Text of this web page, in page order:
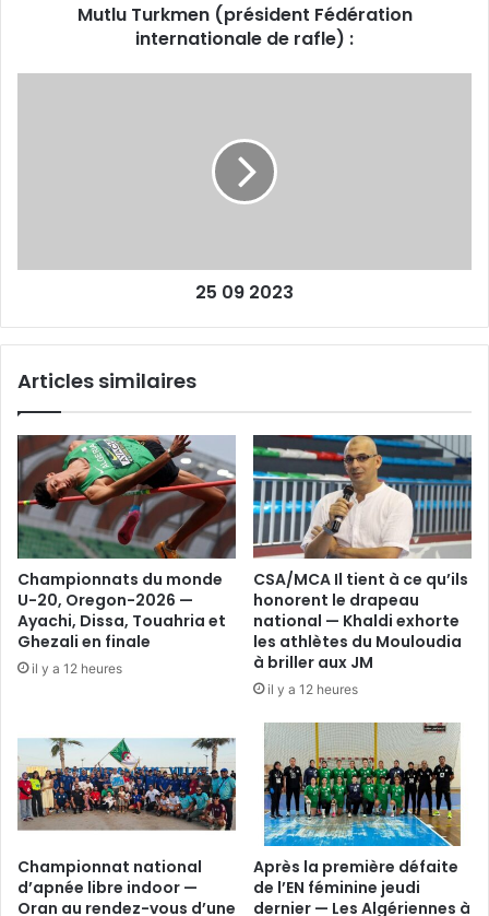
Mutlu Turkmen (président Fédération
internationale de rafle) :
25 09 2023
Articles similaires
Championnats du monde
U-20, Oregon-2026 —
Ayachi, Dissa, Touahria et
Ghezali en finale
il y a 12 heures
CSA/MCA Il tient à ce qu’ils
honorent le drapeau
national — Khaldi exhorte
les athlètes du Mouloudia
à briller aux JM
il y a 12 heures
Championnat national
d’apnée libre indoor —
Oran au rendez-vous d’une
Après la première défaite
de l’EN féminine jeudi
dernier — Les Algériennes à